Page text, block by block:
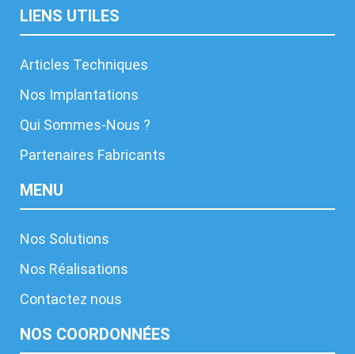
LIENS UTILES
Articles Techniques
Nos Implantations
Qui Sommes-Nous ?
Partenaires Fabricants
MENU
Nos Solutions
Nos Réalisations
Contactez nous
NOS COORDONNÉES